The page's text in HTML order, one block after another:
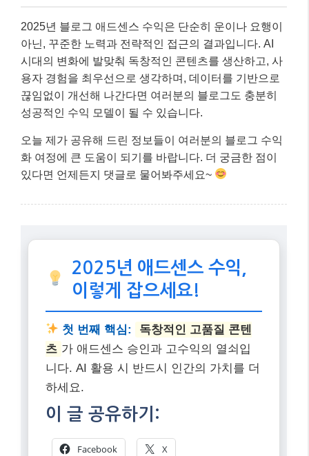
2025년 블로그 애드센스 수익은 단순히 운이나 요행이
아닌, 꾸준한 노력과 전략적인 접근의 결과입니다. AI
시대의 변화에 발맞춰 독창적인 콘텐츠를 생산하고, 사
용자 경험을 최우선으로 생각하며, 데이터를 기반으로
끊임없이 개선해 나간다면 여러분의 블로그도 충분히
성공적인 수익 모델이 될 수 있습니다.
오늘 제가 공유해 드린 정보들이 여러분의 블로그 수익
화 여정에 큰 도움이 되기를 바랍니다. 더 궁금한 점이
있다면 언제든지 댓글로 물어봐주세요~
2025년 애드센스 수익,
이렇게 잡으세요!
첫 번째 핵심:
독창적인 고품질 콘텐
츠 가 애드센스 승인과 고수익의 열쇠입
니다. AI 활용 시 반드시 인간의 가치를 더
하세요.
이 글 공유하기:
Facebook X